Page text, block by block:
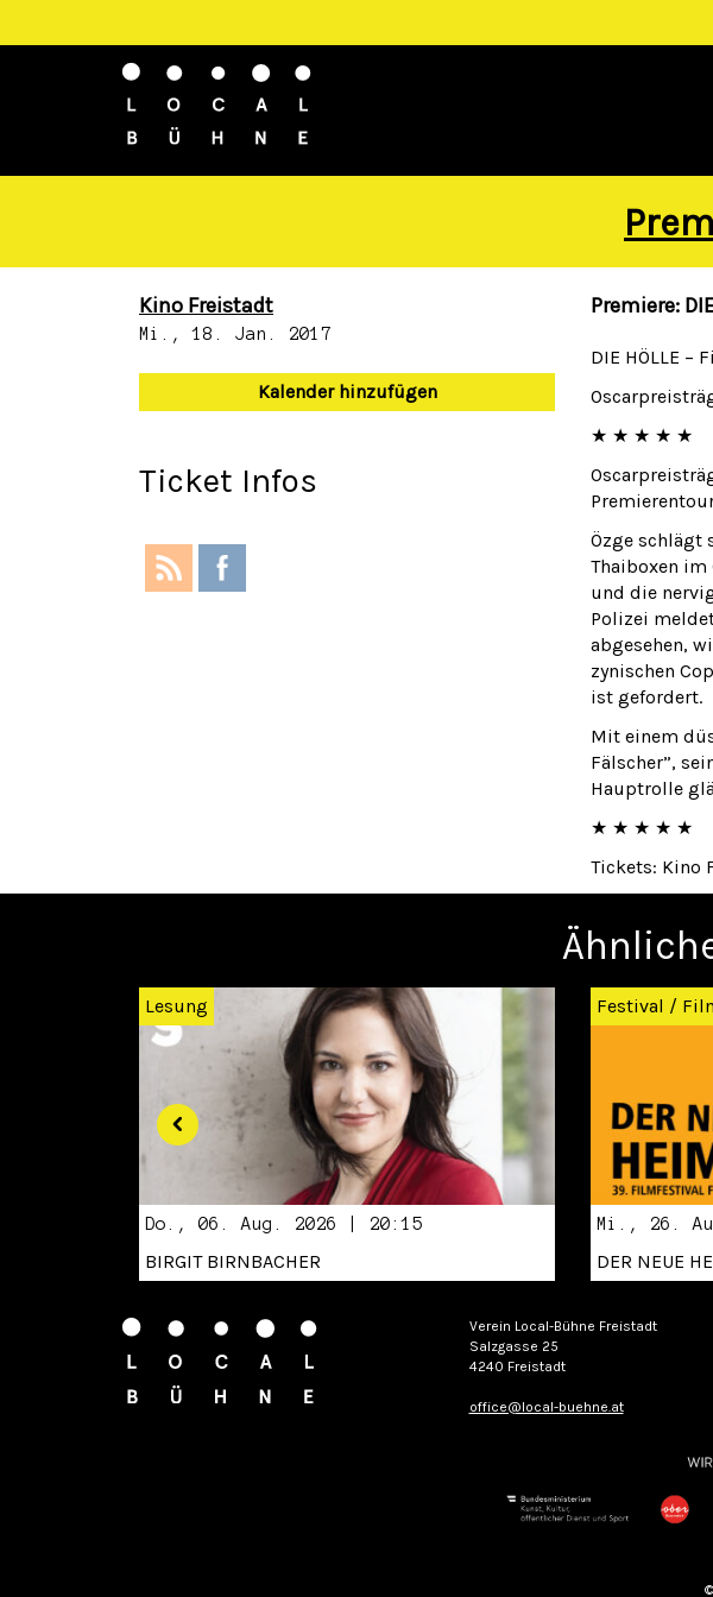
Kino Freistadt
Mi., 18. Jan. 2017
Kalender hinzufügen
Ticket Infos
Premiere:
DIE HÖLLE –
★ ★ ★ ★ ★
Özge schlägt
Thaiboxen
und die
Polizei
abgesehen,
zynischen
ist gefordert.
Mit einem
Fälscher”,
Hauptrolle
★ ★ ★ ★ ★
Tickets: Kino
Lesung
Do., 06. Aug. 2026 | 20:15
BIRGIT BIRNBACHER
Festival /
Mi., 26.
DER NEUE
Verein Local-Bühne Freistadt
Salzgasse 25
4240 Freistadt
office@local-buehne.at